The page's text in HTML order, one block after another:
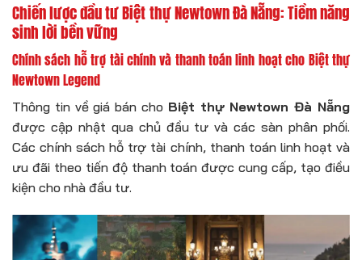
Chiến lược đầu tư Biệt thự Newtown Đà Nẵng: Tiềm năng
sinh lời bền vững
Chính sách hỗ trợ tài chính và thanh toán linh hoạt cho Biệt thự
Newtown Legend
Thông tin về giá bán cho Biệt thự Newtown Đà Nẵng
được cập nhật qua chủ đầu tư và các sàn phân phối.
Các chính sách hỗ trợ tài chính, thanh toán linh hoạt và
ưu đãi theo tiến độ thanh toán được cung cấp, tạo điều
kiện cho nhà đầu tư.